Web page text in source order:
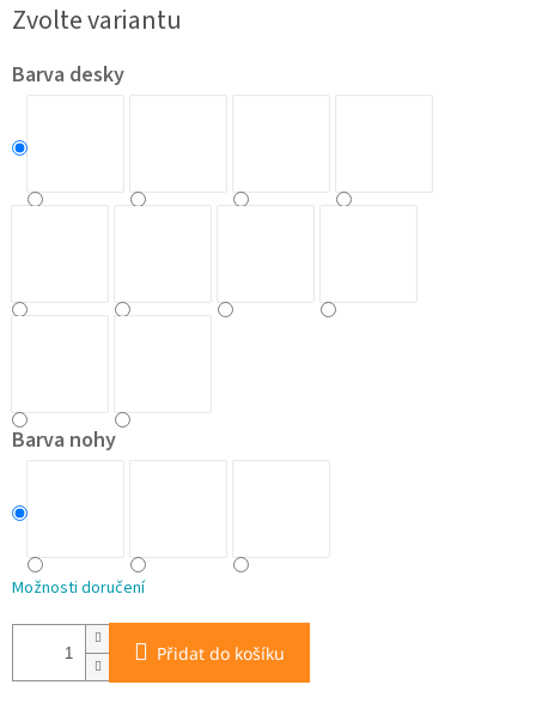
cena:
Zvolte variantu
Barva desky
Barva nohy
Možnosti doručení
Přidat do košíku